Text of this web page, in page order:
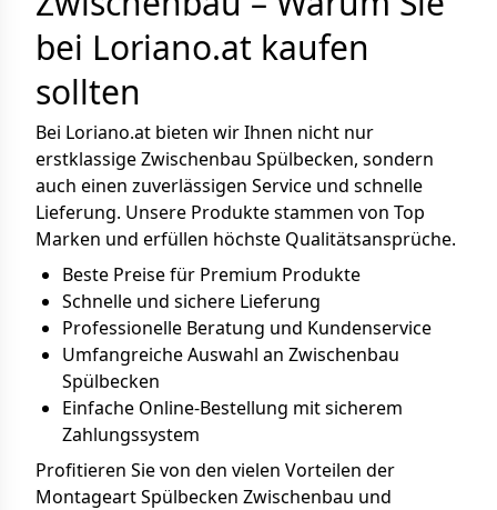
bei Loriano.at kaufen
sollten
Bei Loriano.at bieten wir Ihnen nicht nur
erstklassige Zwischenbau Spülbecken, sondern
auch einen zuverlässigen Service und schnelle
Lieferung. Unsere Produkte stammen von Top
Marken und erfüllen höchste Qualitätsansprüche.
Beste Preise für Premium Produkte
Schnelle und sichere Lieferung
Professionelle Beratung und Kundenservice
Umfangreiche Auswahl an Zwischenbau
Spülbecken
Einfache Online-Bestellung mit sicherem
Zahlungssystem
Profitieren Sie von den vielen Vorteilen der
Montageart Spülbecken Zwischenbau und